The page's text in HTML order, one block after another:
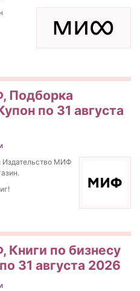
Подборка
по 31 августа
Издательство МИФ
Книги по бизнесу
31 августа 2026